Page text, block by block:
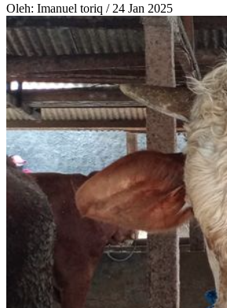
Oleh: Imanuel toriq / 24 Jan 2025